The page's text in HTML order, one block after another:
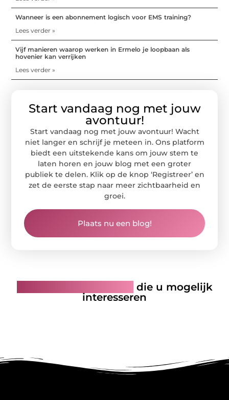
Wanneer is een abonnement logisch voor EMS training?
Lees verder »
Vijf manieren waarop werken in Ermelo je loopbaan als
hovenier kan verrijken
Lees verder »
Start vandaag nog met jouw
avontuur!
Start vandaag nog met jouw avontuur! Wacht
niet langer en schrijf je meteen in. Ons platform
biedt een uitstekende kans om jouw stem te
laten horen en jouw blog met een groter
publiek te delen. Klik op de knop ‘Registreer’ en
zet de eerste stap naar meer zichtbaarheid en
groei.
Plaats nu een blog!
die u mogelijk
interesseren